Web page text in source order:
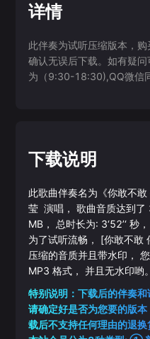
详情
此伴奏为试听压缩版本，
确认无误后下载。如有疑
为（9:30-18:30),QQ微信
下载说明
此歌曲伴奏名为《你敢不敢
莹 演唱， 歌曲音质达到了
MB， 总时长为: 3‘52’‘秒，
为了试听流畅， [你敢不敢
压缩的音质并且带水印，
MP3 格式， 并且无水印哟。
特别说明：下载后的伴奏
请确定好是否为您要的版
载后不支持任何理由的退换